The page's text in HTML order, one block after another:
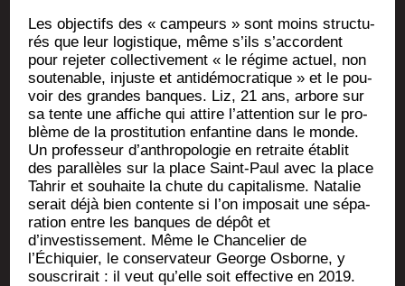
Les objec­tifs des « cam­peurs » sont moins struc­tu­
rés que leur logis­tique, même s’ils s’accordent
pour reje­ter col­lec­ti­ve­ment « le régime actuel, non
sou­te­nable, injuste et anti­dé­mo­cra­tique » et le pou­
voir des grandes banques. Liz, 21 ans, arbore sur
sa tente une affiche qui attire l’attention sur le pro­
blème de la pros­ti­tu­tion enfan­tine dans le monde.
Un pro­fes­seur d’anthropologie en retraite éta­blit
des paral­lèles sur la place Saint-Paul avec la place
Tah­rir et sou­haite la chute du capi­ta­lisme. Nata­lie
serait déjà bien contente si l’on impo­sait une sépa­
ra­tion entre les banques de dépôt et
d’investissement. Même le Chan­ce­lier de
l’Échiquier, le conser­va­teur George Osborne, y
sous­cri­rait : il veut qu’elle soit effec­tive en 2019.